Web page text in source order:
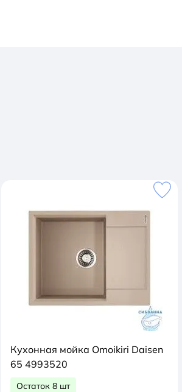
Кухонная мойка Omoikiri Daisen
65 4993520
Остаток 8 шт